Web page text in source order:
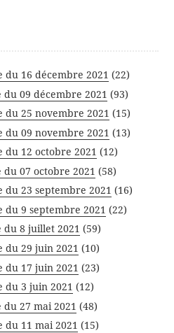
16 décembre 2021 (22)
09 décembre 2021 (93)
25 novembre 2021 (15)
09 novembre 2021 (13)
12 octobre 2021 (12)
07 octobre 2021 (58)
23 septembre 2021 (16)
9 septembre 2021 (22)
du 8 juillet 2021 (59)
du 29 juin 2021 (10)
17 juin 2021 (23)
du 3 juin 2021 (12)
27 mai 2021 (48)
11 mai 2021 (15)